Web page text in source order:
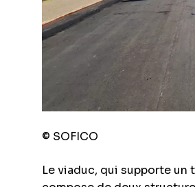
© SOFICO
Le viaduc, qui supporte